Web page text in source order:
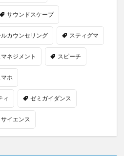
サウンドスケープ
カウンセリング スティグマ
ネジメント スピーチ
マホ
ィ ゼミガイダンス
イエンス